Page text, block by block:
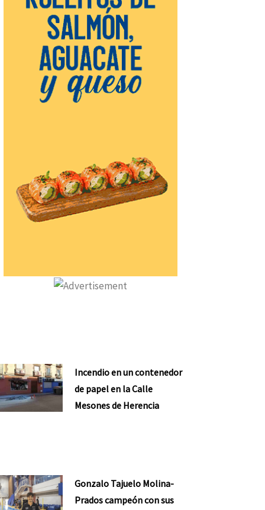
Incendio en un contenedor
de papel en la Calle
Mesones de Herencia
Gonzalo Tajuelo Molina-
Prados campeón con sus